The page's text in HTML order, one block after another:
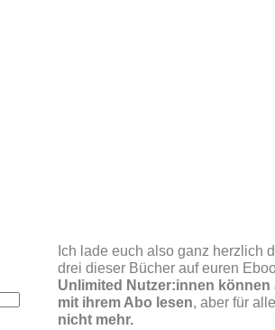
Ich lade euch also ganz herzlich
drei dieser Bücher auf euren
Unlimited Nutzer:innen
mit ihrem Abo lesen, aber für
nicht mehr.